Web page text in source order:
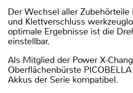
Der Wechsel aller Zubehörteile
und Klettverschluss
optimale Ergebnisse ist die
einstellbar.
Als Mitglied der Power X-
Oberflächenbürste
Akkus der Serie kompatibel.